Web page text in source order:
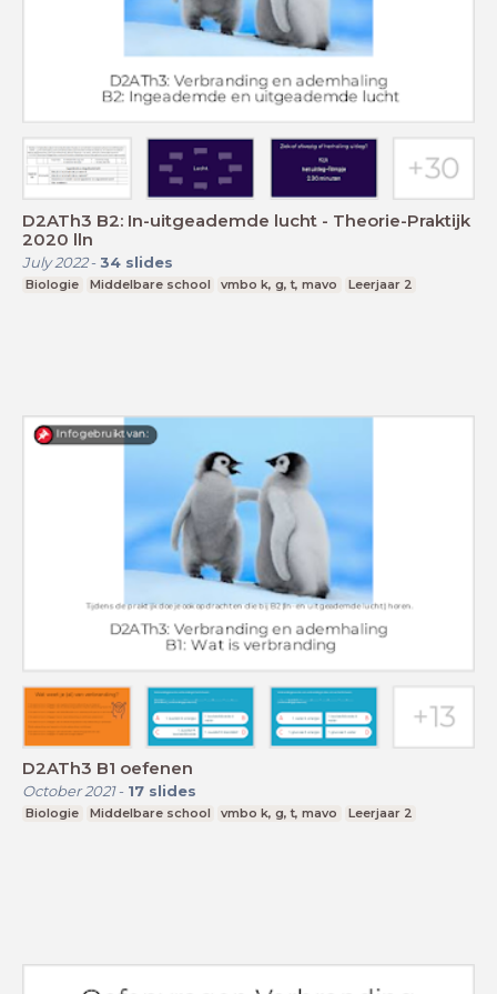
D2ATh3 B2: In-uitgeademde lucht - Theorie-Praktijk
2020 lln
July 2022- 34 slides
Biologie Middelbare school vmbo k, g, t, mavo Leerjaar 2
D2ATh3 B1 oefenen
October 2021- 17 slides
Biologie Middelbare school vmbo k, g, t, mavo Leerjaar 2